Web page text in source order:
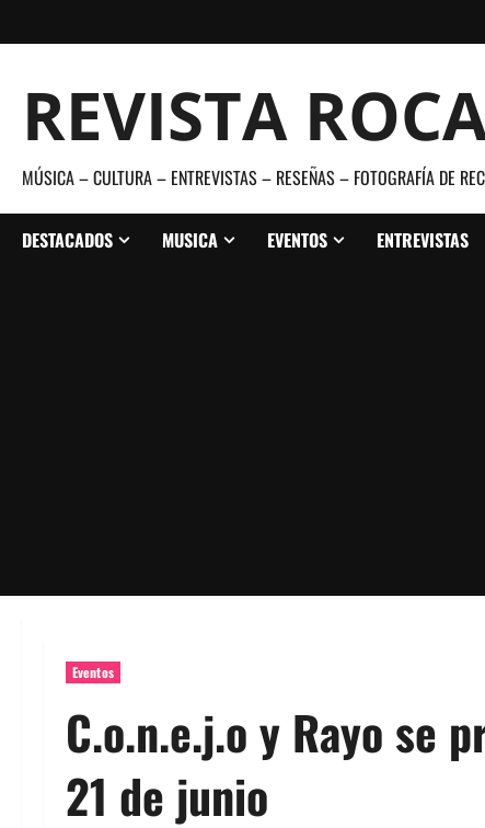
al
REVISTA
MÚSICA – CULTURA – ENTREVISTAS – RESEÑAS – FOTOGRAFÍA DE
DESTACADOS MUSICA EVENTOS ENTREVISTAS
Eventos
C.o.n.e.j.o y Rayo se
21 de junio